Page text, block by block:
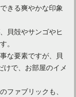
きる爽やかな印象
貝殻やサンゴやヒ
。
な要素ですが、貝
けで、お部屋のイメ
ファブリックも、